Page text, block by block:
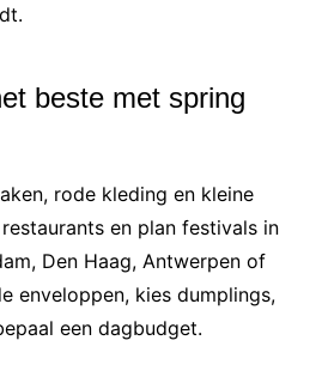
beste met spring
rode kleding en kleine
en plan festivals in
Den Haag, Antwerpen of
enveloppen, kies dumplings,
een dagbudget.